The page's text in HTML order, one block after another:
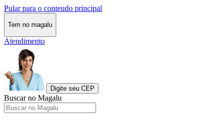
Pular para o conteudo principal
Tem no magalu
Atendimento
Digite seu CEP
Buscar no Magalu